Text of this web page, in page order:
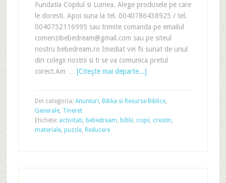
Fundatia Copilul si Lumea. Alege produsele pe care
le doresti. Apoi suna la tel. 0040786438925 / tel.
0040752116995 sau trimite comanda pe emailul
comenzibebedream@gmail.com sau pe siteul
nostru bebedream.ro Imediat vei fii sunat de unul
din colegii nostrii si ti se va comunica pretul
corect.Am … [Citeşte mai departe...]
Din categoria: Anunturi, Biblia si Resurse Biblice,
Generale, Tineret
Etichete: activitati, bebedream, biblii, copii, crestin,
materiale, puzzle, Reducere